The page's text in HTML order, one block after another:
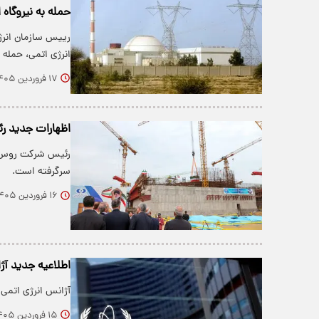
حمله به
رییس سازمان
انرژی اتمی،
۱۷ فروردین ۱۴۰۵
اظهارات جدید
رئیس شرکت روس
سرگرفته است.
۱۶ فروردین ۱۴۰۵
اطلاعیه جدید
آژانس انرژی
۱۵ فروردین ۱۴۰۵